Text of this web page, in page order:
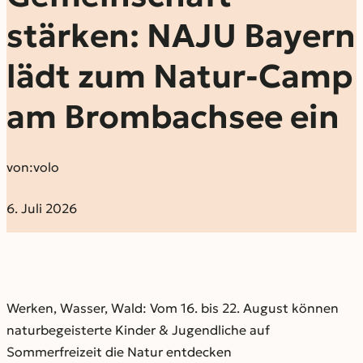
stärken: NAJU Bayern
lädt zum Natur-Camp
am Brombachsee ein
von:volo
6. Juli 2026
Werken, Wasser, Wald: Vom 16. bis 22. August können
naturbegeisterte Kinder & Jugendliche auf
Sommerfreizeit die Natur entdecken